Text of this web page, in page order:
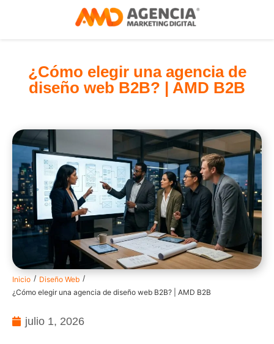
¿Cómo elegir una agencia de
diseño web B2B? | AMD B2B
Inicio / Diseño Web /
¿Cómo elegir una agencia de diseño web B2B? | AMD B2B
julio 1, 2026